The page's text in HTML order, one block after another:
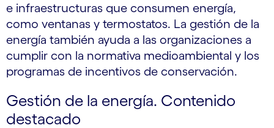
e infraestructuras que consumen energía,
como ventanas y termostatos. La gestión de la
energía también ayuda a las organizaciones a
cumplir con la normativa medioambiental y los
programas de incentivos de conservación.
Gestión de la energía. Contenido
destacado